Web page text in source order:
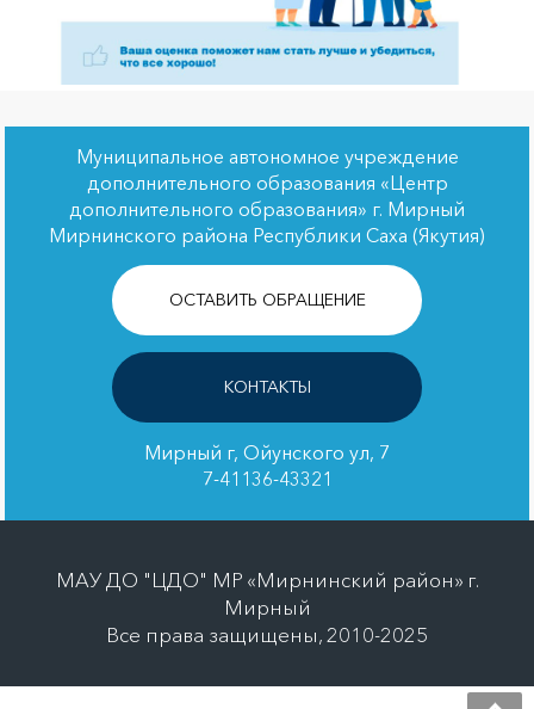
Муниципальное автономное учреждение
дополнительного образования «Центр
дополнительного образования» г. Мирный
Мирнинского района Республики Саха (Якутия)
ОСТАВИТЬ ОБРАЩЕНИЕ
КОНТАКТЫ
Мирный г, Ойунского ул, 7
7-41136-43321
МАУ ДО "ЦДО" МР «Мирнинский район» г.
Мирный
Все права защищены, 2010-2025